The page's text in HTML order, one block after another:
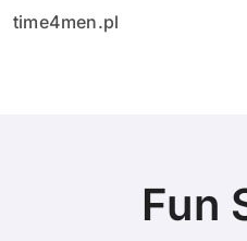
time4men.pl
Fun